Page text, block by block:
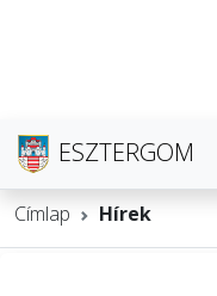
ESZTERGOM
Címlap Hírek